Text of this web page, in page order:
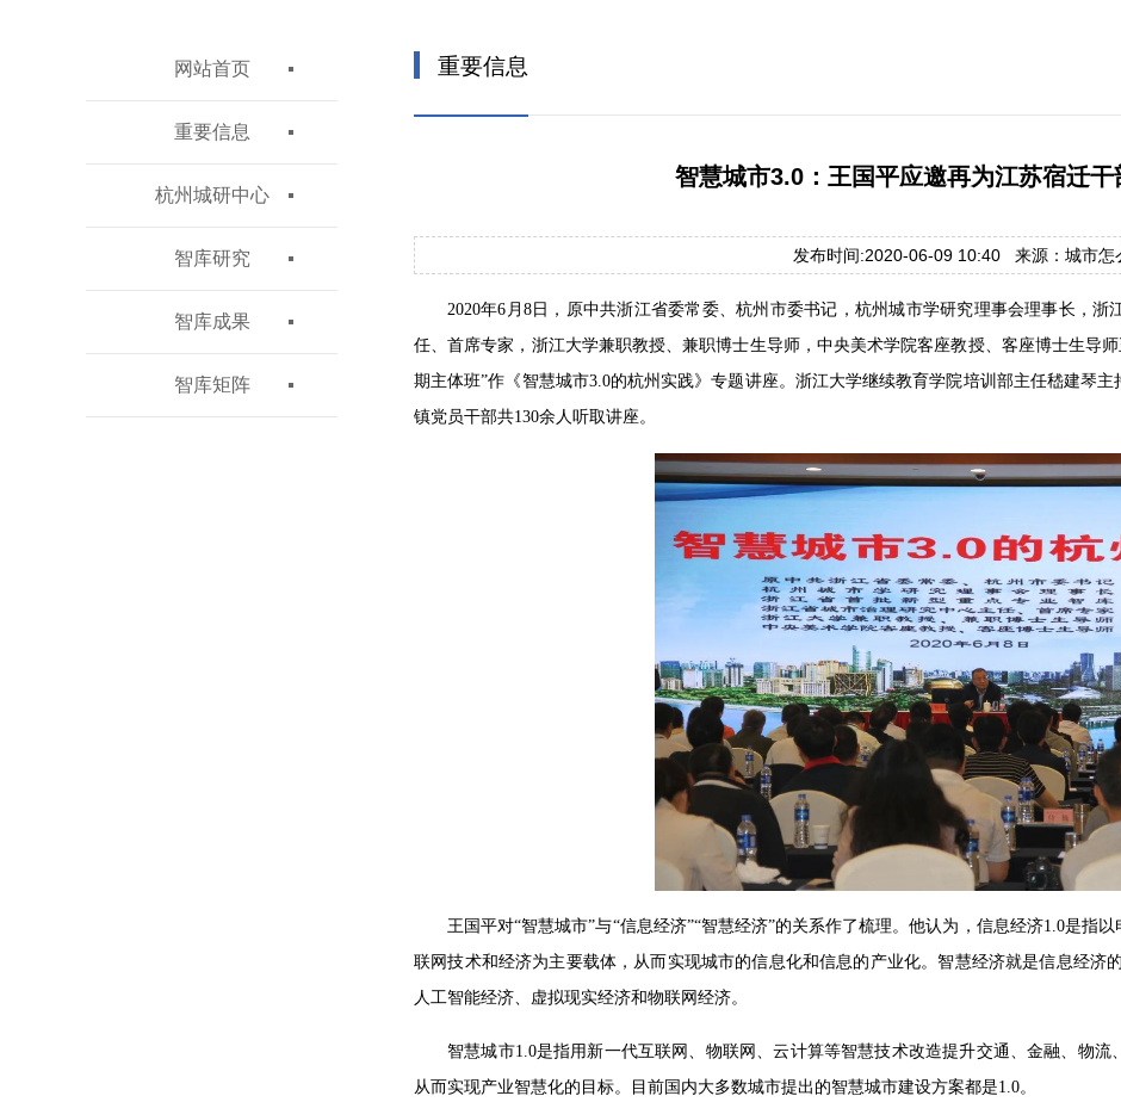
网站首页
重要信息
杭州城研中心
智库研究
智库成果
智库矩阵
重要信息
智慧城市3.0：王国平应邀再为江苏宿迁干
发布时间:2020-06-09 10:40 来源：城市怎
2020年6月8日，原中共浙江省委常委、杭州市委书记，杭州城市学研究理事会理事长，
任、首席专家，浙江大学兼职教授、兼职博士生导师，中央美术学院客座教授、客座博士生导
期主体班”作《智慧城市3.0的杭州实践》专题讲座。浙江大学继续教育学院培训部主任嵇建琴
镇党员干部共130余人听取讲座。
王国平对“智慧城市”与“信息经济”“智慧经济”的关系作了梳理。他认为，信息经济1.0是指
联网技术和经济为主要载体，从而实现城市的信息化和信息的产业化。智慧经济就是信息经济
人工智能经济、虚拟现实经济和物联网经济。
智慧城市1.0是指用新一代互联网、物联网、云计算等智慧技术改造提升交通、金融、物流
从而实现产业智慧化的目标。目前国内大多数城市提出的智慧城市建设方案都是1.0。